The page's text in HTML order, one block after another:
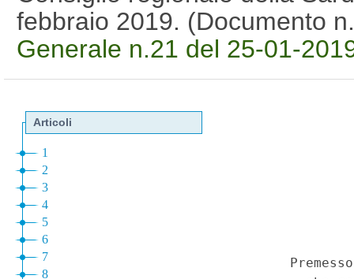
febbraio 2019. (Documento
Generale n.21 del 25-01-